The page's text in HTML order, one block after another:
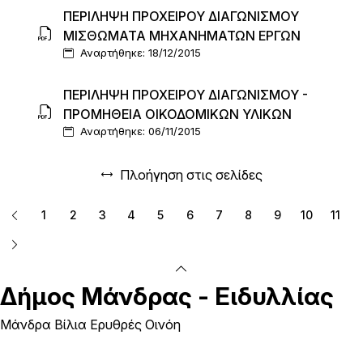
ΠΕΡΙΛΗΨΗ ΠΡΟΧΕΙΡΟΥ ΔΙΑΓΩΝΙΣΜΟΥ
ΜΙΣΘΩΜΑΤΑ ΜΗΧΑΝΗΜΑΤΩΝ ΕΡΓΩΝ
Αναρτήθηκε: 18/12/2015
ΠΕΡΙΛΗΨΗ ΠΡΟΧΕΙΡΟΥ ΔΙΑΓΩΝΙΣΜΟΥ -
ΠΡΟΜΗΘΕΙΑ ΟΙΚΟΔΟΜΙΚΩΝ ΥΛΙΚΩΝ
Αναρτήθηκε: 06/11/2015
Πλοήγηση στις σελίδες
1 2 3 4 5 6 7 8 9 10 11
Δήμος Μάνδρας - Ειδυλλίας
Μάνδρα Βίλια Ερυθρές Οινόη